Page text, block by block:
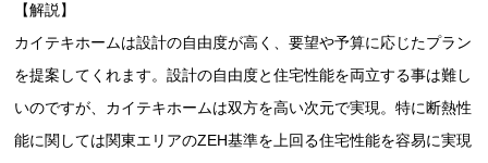
【解説】
カイテキホームは設計の自由度が高く、要望や予算に応じたプラン
を提案してくれます。設計の自由度と住宅性能を両立する事は難し
いのですが、カイテキホームは双方を高い次元で実現。特に断熱性
能に関しては関東エリアのZEH基準を上回る住宅性能を容易に実現